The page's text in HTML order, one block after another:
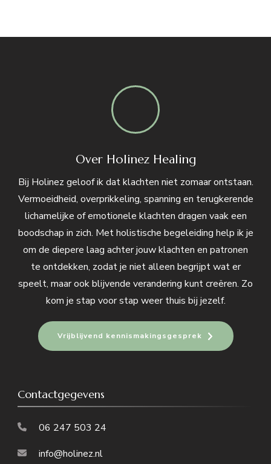
Over Holinez Healing
Bij Holinez geloof ik dat klachten niet zomaar ontstaan.
Vermoeidheid, overprikkeling, spanning en terugkerende
lichamelijke of emotionele klachten dragen vaak een
boodschap in zich. Met holistische begeleiding help ik je
om de diepere laag achter jouw klachten en patronen
te ontdekken, zodat je niet alleen begrijpt wat er
speelt, maar ook blijvende verandering kunt creëren. Zo
kom je stap voor stap weer thuis bij jezelf.
Vrijblijvend kennismakingsgesprek
Contactgegevens
06 247 503 24
info@holinez.nl